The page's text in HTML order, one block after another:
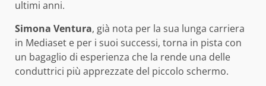
ultimi anni.
Simona Ventura, già nota per la sua lunga carriera
in Mediaset e per i suoi successi, torna in pista con
un bagaglio di esperienza che la rende una delle
conduttrici più apprezzate del piccolo schermo.